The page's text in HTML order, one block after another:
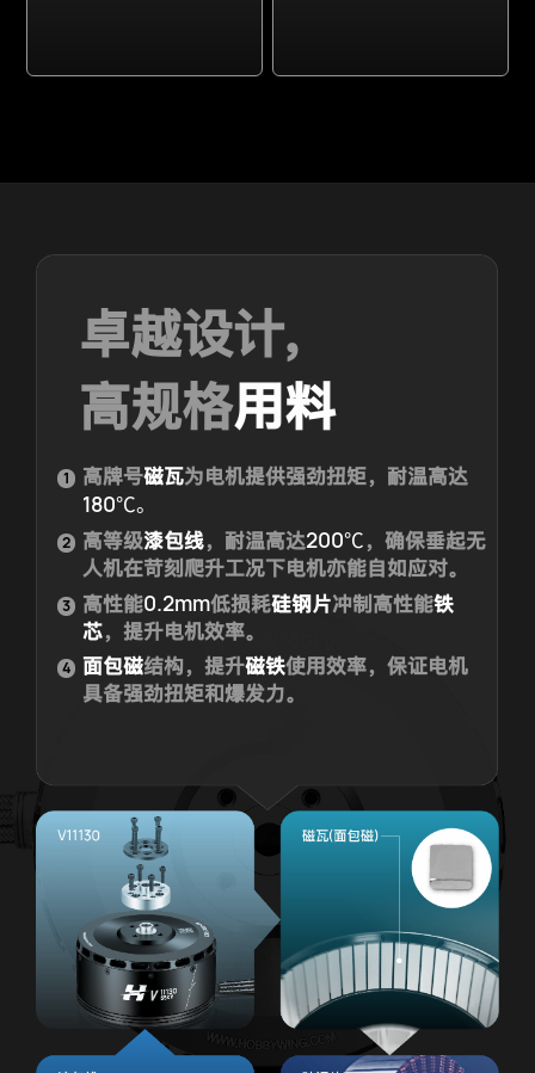
卓越设计,
高规格用料
1 高牌号磁瓦为电机提供强劲扭矩，耐温高达
180℃。
2 高等级漆包线，耐温高达200℃ ，确保垂起无
人机在苛刻爬升工况下电机亦能自如应对。
3 高性能0.2mm低损耗硅钢片冲制高性能铁
芯，提升电机效率。
4 面包磁结构，提升磁铁使用效率，保证电机
具备强劲扭矩和爆发力。